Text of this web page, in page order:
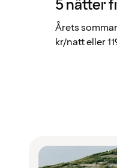
5 nätter
Årets
kr/natt eller